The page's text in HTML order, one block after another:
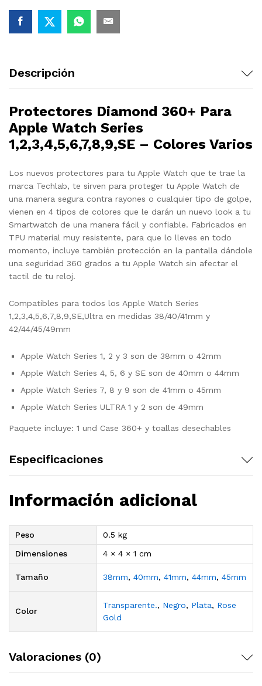
Descripción
Protectores Diamond 360+ Para
Apple Watch Series
1,2,3,4,5,6,7,8,9,SE – Colores Varios
Los nuevos protectores para tu Apple Watch que te trae la
marca Techlab, te sirven para proteger tu Apple Watch de
una manera segura contra rayones o cualquier tipo de golpe,
vienen en 4 tipos de colores que le darán un nuevo look a tu
Smartwatch de una manera fácil y confiable. Fabricados en
TPU material muy resistente, para que lo lleves en todo
momento, incluye también protección en la pantalla dándole
una seguridad 360 grados a tu Apple Watch sin afectar el
tactil de tu reloj.
Compatibles para todos los Apple Watch Series
1,2,3,4,5,6,7,8,9,SE,Ultra en medidas 38/40/41mm y
42/44/45/49mm
Apple Watch Series 1, 2 y 3 son de 38mm o 42mm
Apple Watch Series 4, 5, 6 y SE son de 40mm o 44mm
Apple Watch Series 7, 8 y 9 son de 41mm o 45mm
Apple Watch Series ULTRA 1 y 2 son de 49mm
Paquete incluye: 1 und Case 360+ y toallas desechables
Especificaciones
Información adicional
Peso
0.5 kg
Dimensiones
4 × 4 × 1 cm
Tamaño 38mm, 40mm, 41mm, 44mm, 45mm
Color
Transparente., Negro, Plata, Rose
Gold
Valoraciones (0)